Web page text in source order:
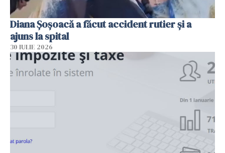
Diana Șoșoacă a făcut accident rutier și a
ajuns la spital
30 IULIE 2026